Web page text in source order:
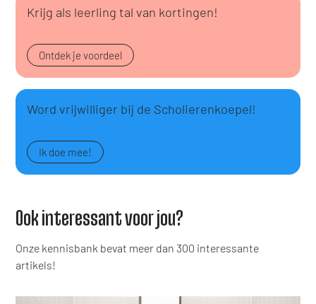
Krijg als leerling tal van kortingen!
Ontdek je voordeel
Word vrijwilliger bij de Scholierenkoepel!
Ik doe mee!
Ook interessant voor jou?
Onze kennisbank bevat meer dan 300 interessante
artikels!